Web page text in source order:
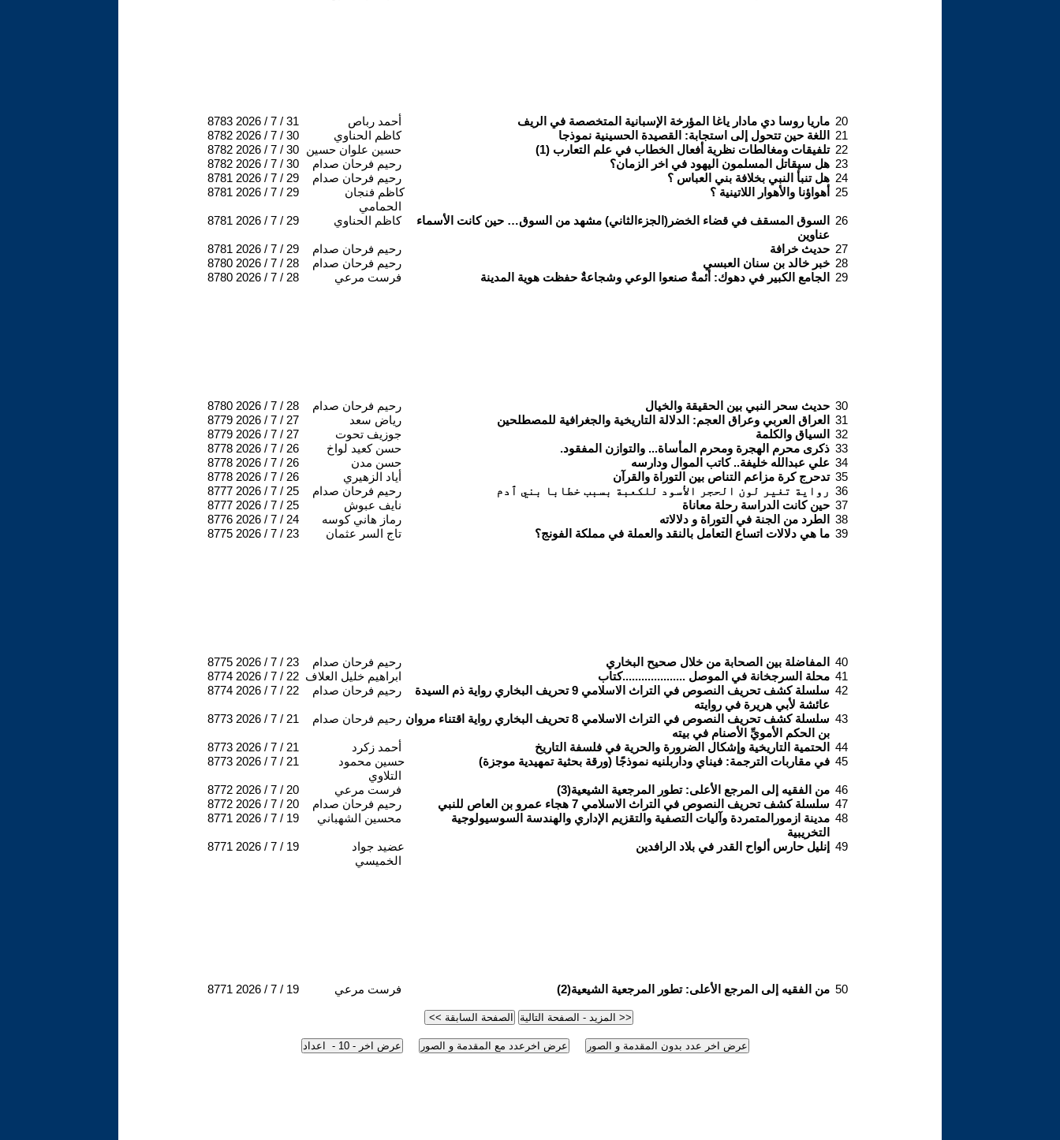
8783 2026 / 7 / 31 أحمد رباص ماريا روسا دي مادار ياغا المؤرخة الإسبانية المتخصصة في الريف 20
8782 2026 / 7 / 30 كاظم الحناوي اللغة حين تتحول إلى استجابة: القصيدة الحسينية نموذجا
21
8782 2026 / 7 / 30 حسين علوان حسين تلفيقات ومغالطات نظرية أفعال الخطاب في علم التعارب (1) 22
8782 2026 / 7 / 30 رحيم فرحان صدام هل سيقاتل المسلمون اليهود في اخر الزمان؟ 23
8781 2026 / 7 / 29 رحيم فرحان صدام هل تنبأ النبي بخلافة بني العباس ؟ 24
8781 2026 / 7 / 29
كاظم فنجان
الحمامي
أهواؤنا والأهوار اللاتينية ؟ 25
8781 2026 / 7 / 29 كاظم الحناوي
السوق المسقف في قضاء الخضر(الجزءالثاني) مشهد من السوق… حين كانت الأسماء
عناوين
26
8781 2026 / 7 / 29 رحيم فرحان صدام حديث خرافة 27
8780 2026 / 7 / 28 رحيم فرحان صدام خبر خالد بن سنان العبسي 28
8780 2026 / 7 / 28 فرست مرعي الجامع الكبير في دهوك: أئمةٌ صنعوا الوعي وشجاعةٌ حفظت هوية المدينة 29
8780 2026 / 7 / 28 رحيم فرحان صدام حديث سحر النبي بين الحقيقة والخيال 30
8779 2026 / 7 / 27 رياض سعد العراق العربي وعراق العجم: الدلالة التاريخية والجغرافية للمصطلحين
31
8779 2026 / 7 / 27 جوزيف تحوت السياق والكلمة
32
8778 2026 / 7 / 26 حسن كعيد لواخ ذكرى محرم الهجرة ومحرم المأساة... والتوازن المفقود. 33
8778 2026 / 7 / 26 حسن مدن علي عبدالله خليفة.. كاتب الموال ودارسه 34
8778 2026 / 7 / 26 أياد الزهيري تدحرج كرة مزاعم التناص بين التوراة والقرآن 35
8777 2026 / 7 / 25 رحيم فرحان صدام رواية تغير لون الحجر الأسود للكعبة بسبب خطابا بني ٱدم 36
8777 2026 / 7 / 25 نايف عبوش حين كانت الدراسة رحلة معاناة 37
8776 2026 / 7 / 24 رماز هاني كوسه الطرد من الجنة في التوراة و دلالاته
38
8775 2026 / 7 / 23 تاج السر عثمان ما هي دلالات اتساع التعامل بالنقد والعملة في مملكة الفونج؟ 39
8775 2026 / 7 / 23 رحيم فرحان صدام المفاضلة بين الصحابة من خلال صحيح البخاري
40
8774 2026 / 7 / 22 ابراهيم خليل العلاف محلة السرجخانة في الموصل ....................كتاب 41
8774 2026 / 7 / 22 رحيم فرحان صدام
سلسلة كشف تحريف النصوص في التراث الاسلامي 9 تحريف البخاري رواية ذم السيدة
عائشة لأبي هريرة في روايته
42
8773 2026 / 7 / 21 رحيم فرحان صدام سلسلة كشف تحريف النصوص في التراث الاسلامي 8 تحريف البخاري رواية اقتناء مروان
بن الحكم الأمويِّ الأصنام في بيته
43
8773 2026 / 7 / 21 أحمد زكرد الحتمية التاريخية وإشكال الضرورة والحرية في فلسفة التاريخ
44
8773 2026 / 7 / 21
حسين محمود
التلاوي
في مقاربات الترجمة: فيناي وداربلنيه نموذجًا (ورقة بحثية تمهيدية موجزة) 45
8772 2026 / 7 / 20 فرست مرعي من الفقيه إلى المرجع الأعلى: تطور المرجعية الشيعية(3) 46
8772 2026 / 7 / 20 رحيم فرحان صدام سلسلة كشف تحريف النصوص في التراث الاسلامي 7 هجاء عمرو بن العاص للنبي 47
8771 2026 / 7 / 19 محسين الشهباني
مدينة ازمورالمتمردة وآليات التصفية والتقزيم الإداري والهندسة السوسيولوجية
التخريبية
48
8771 2026 / 7 / 19
عضيد جواد
الخميسي
إنليل حارس ألواح القدر في بلاد الرافدين 49
8771 2026 / 7 / 19 فرست مرعي من الفقيه إلى المرجع الأعلى: تطور المرجعية الشيعية(2) 50